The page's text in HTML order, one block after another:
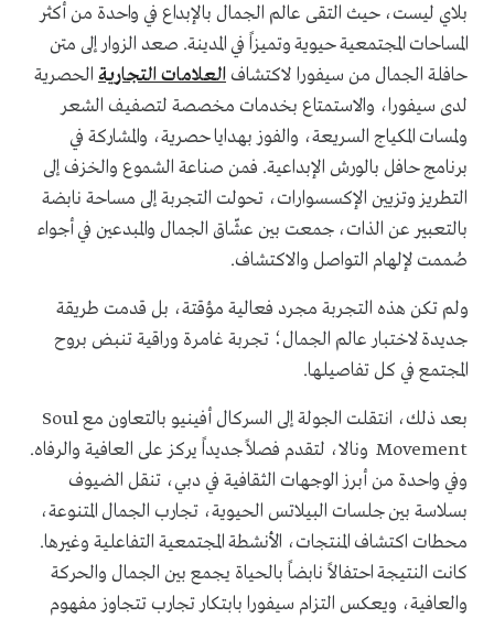
بلاي ليست، حيث التقى عالم الجمال بالإبداع في واحدة من أكثر
المساحات المجتمعية حيوية وتميزاً في المدينة. صعد الزوار إلى متن
حافلة الجمال من سيفورا لاكتشاف العلامات التجارية الحصرية
لدى سيفورا، والاستمتاع بخدمات مخصصة لتصفيف الشعر
ولمسات المكياج السريعة، والفوز بهدايا حصرية، والمشاركة في
برنامج حافل بالورش الإبداعية. فمن صناعة الشموع والخزف إلى
التطريز وتزيين الإكسسوارات، تحولت التجربة إلى مساحة نابضة
بالتعبير عن الذات، جمعت بين عشّاق الجمال والمبدعين في أجواء
صُممت لإلهام التواصل والاكتشاف.
ولم تكن هذه التجربة مجرد فعالية مؤقتة، بل قدمت طريقة
جديدة لاختبار عالم الجمال؛ تجربة غامرة وراقية تنبض بروح
المجتمع في كل تفاصيلها.
بعد ذلك، انتقلت الجولة إلى السركال أفينيو بالتعاون مع Soul
Movement ونالا، لتقدم فصلاً جديداً يركز على العافية والرفاه.
وفي واحدة من أبرز الوجهات الثقافية في دبي، تنقل الضيوف
بسلاسة بين جلسات البيلاتس الحيوية، تجارب الجمال المتنوعة،
محطات اكتشاف المنتجات، الأنشطة المجتمعية التفاعلية وغيرها.
كانت النتيجة احتفالاً نابضاً بالحياة يجمع بين الجمال والحركة
والعافية، ويعكس التزام سيفورا بابتكار تجارب تتجاوز مفهوم